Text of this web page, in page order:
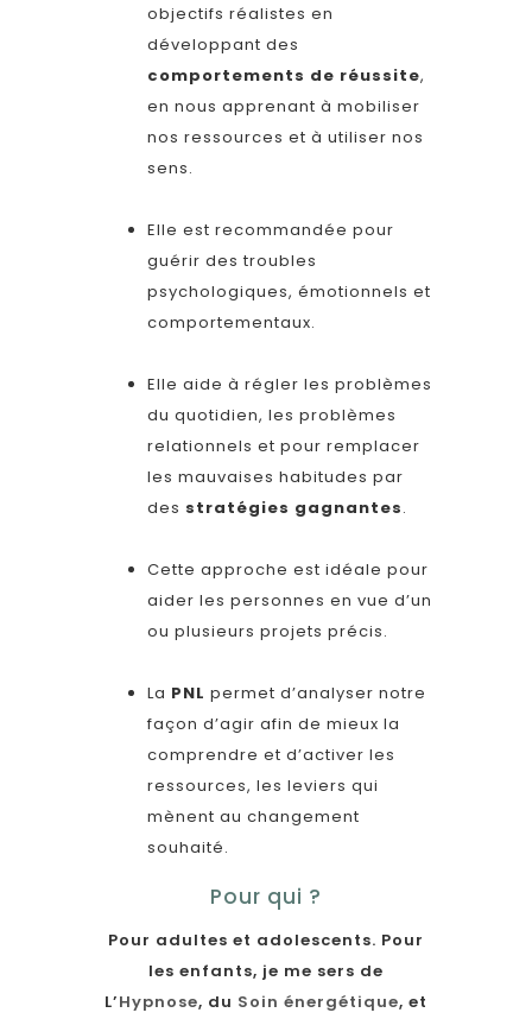
objectifs réalistes en
développant des
comportements de réussite,
en nous apprenant à mobiliser
nos ressources et à utiliser nos
sens.
Elle est recommandée pour
guérir des troubles
psychologiques, émotionnels et
comportementaux.
Elle aide à régler les problèmes
du quotidien, les problèmes
relationnels et pour remplacer
les mauvaises habitudes par
des stratégies gagnantes.
Cette approche est idéale pour
aider les personnes en vue d’un
ou plusieurs projets précis.
La PNL permet d’analyser notre
façon d’agir afin de mieux la
comprendre et d’activer les
ressources, les leviers qui
mènent au changement
souhaité.
Pour qui ?
Pour adultes et adolescents. Pour
les enfants, je me sers de
L’Hypnose, du Soin énergétique, et